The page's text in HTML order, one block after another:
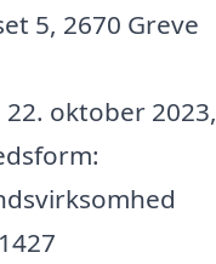
5, 2670 Greve
oktober 2023,